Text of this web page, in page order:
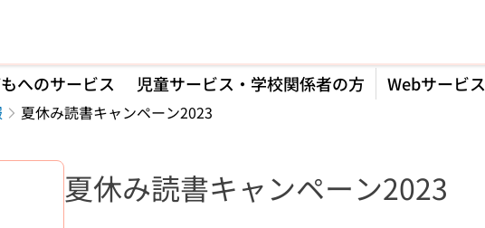
へのサービス 児童サービス・学校関係者の方 Webサービス
夏休み読書キャンペーン2023
夏休み読書キャンペーン2023